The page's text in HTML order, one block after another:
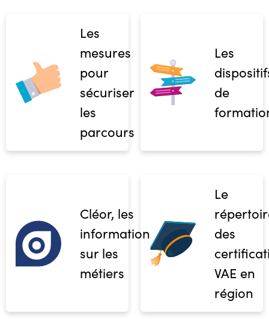
Les
mesures
pour
sécuriser
les
parcours
Les
de
Cléor, les
informations
sur les
métiers
Le
des
VAE en
région